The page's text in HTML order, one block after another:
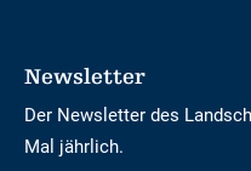
Newsletter
Der Newsletter des
Mal jährlich.